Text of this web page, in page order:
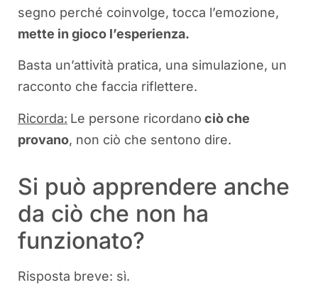
segno perché coinvolge, tocca l’emozione,
mette in gioco l’esperienza.
Basta un’attività pratica, una simulazione, un
racconto che faccia riflettere.
Ricorda: Le persone ricordano ciò che
provano, non ciò che sentono dire.
Si può apprendere anche
da ciò che non ha
funzionato?
Risposta breve: sì.